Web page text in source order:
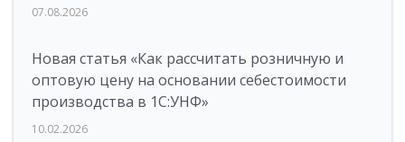
07.08.2026
Новая статья «Как рассчитать розничную и
оптовую цену на основании себестоимости
производства в 1С:УНФ»
10.02.2026